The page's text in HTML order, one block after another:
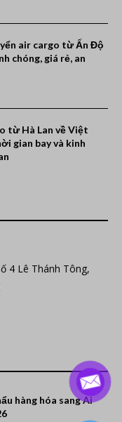
air cargo từ Ấn Độ
chóng, giá rẻ, an
từ Hà Lan về Việt
gian bay và kinh
4 Lê Thánh Tông,
hàng hóa sang Ai